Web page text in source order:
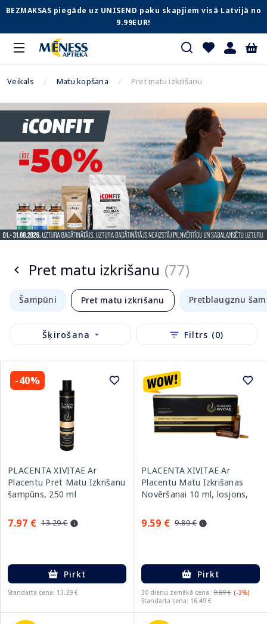
BEZMAKSAS piegāde uz UNISEND paku skapjiem visā Latvijā no
9.99EUR!
Veikals Matu kopšana Pret matu izkrišanu
Pret matu izkrišanu (77)
Šampūni Pret matu izkrišanu Pretblaugznu
Šķirošana Filtrs (0)
-40%
PLACENTA XIVITAE Ar
Placentu Pret Matu Izkrišanu
šampūns, 250 ml
7.97 € 13.29 €
Pirkt
Standarta cena: 13.29 €
PLACENTA XIVITAE Ar
Placentu Matu Izkrišanas
Novēršanai 10 ml, losjons,
9.59 € 9.89 €
Pirkt
30 dienu zemākā cena: 9.89 € (-3%)
Standarta cena: 16.49 €